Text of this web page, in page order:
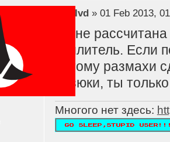
lvd» 01 Feb 2013,
TS не
усилитель. Если
потому размахи
резюки, ты
Многого нет здесь: